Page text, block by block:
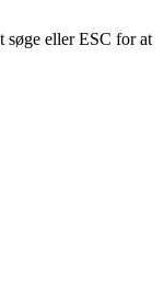
søge eller ESC for at